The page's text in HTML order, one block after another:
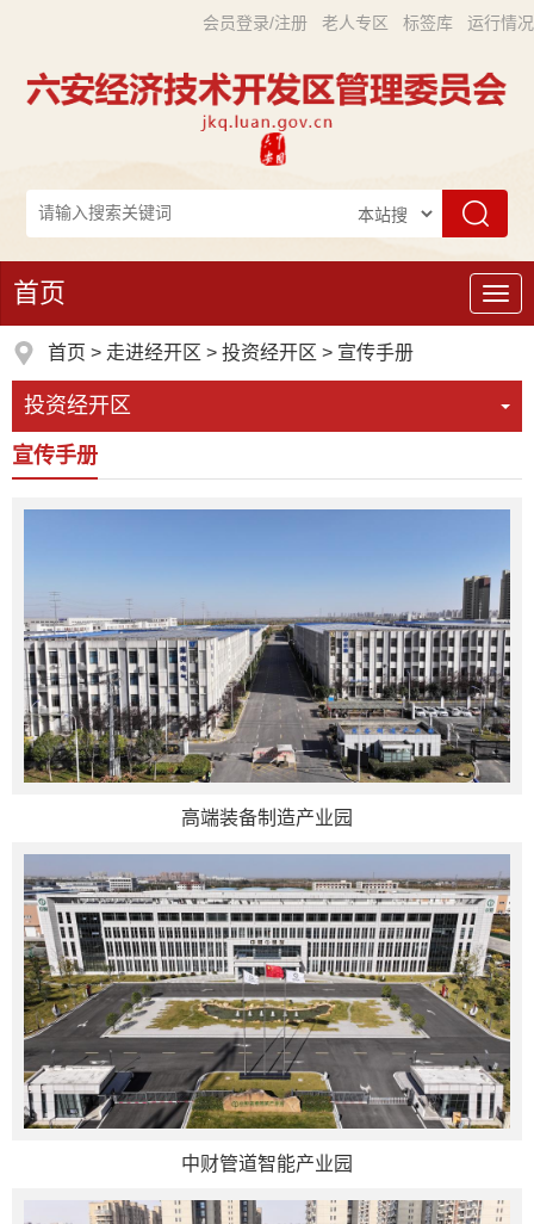
会员登录/注册 老人专区 标签库 运行情况
导
航
首页
首页 > 走进经开区 > 投资经开区 > 宣传手册
投资经开区
宣传手册
高端装备制造产业园
中财管道智能产业园